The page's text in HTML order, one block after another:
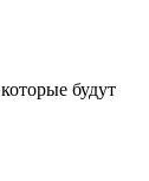
будут